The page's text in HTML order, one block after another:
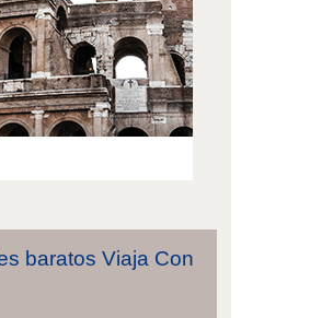
baratos Viaja Con